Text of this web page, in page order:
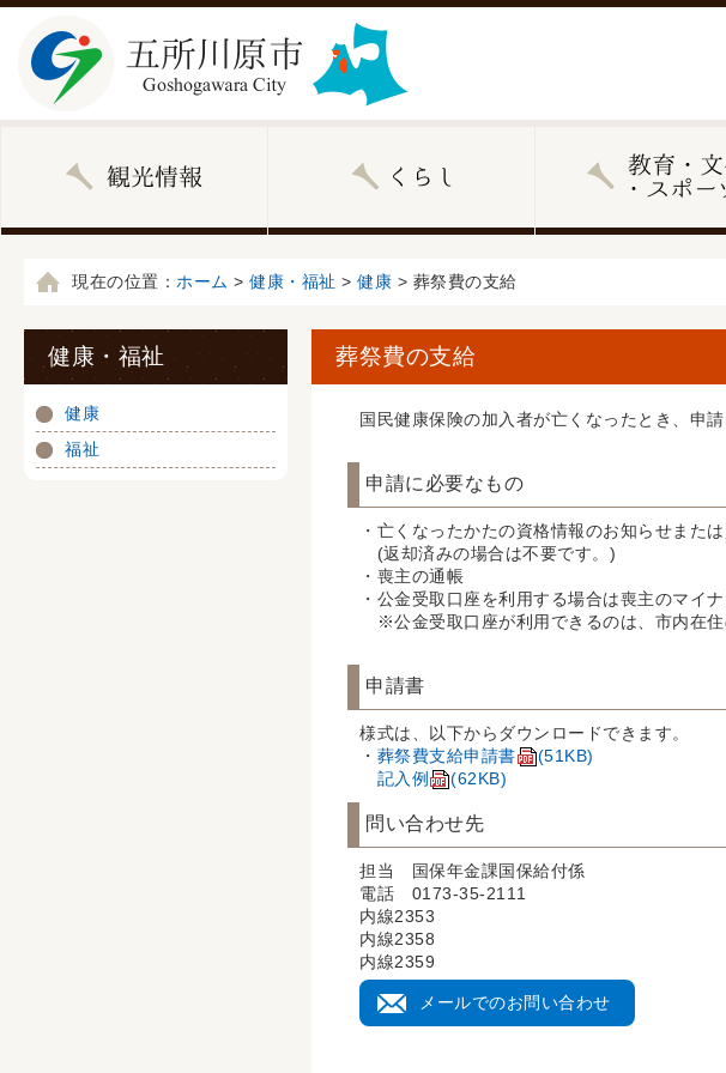
現在の位置： ホーム > 健康・福祉 > 健康 > 葬祭費の支給
葬祭費の支給
国民健康保険の加入者が亡くなったとき、申
申請に必要なもの
・亡くなったかたの資格情報のお知らせまた
(返却済みの場合は不要です。)
・喪主の通帳
・公金受取口座を利用する場合は喪主のマイ
※公金受取口座が利用できるのは、市内在住
申請書
様式は、以下からダウンロードできます。
・ 葬祭費支給申請書
(51KB)
記入例
(62KB)
問い合わせ先
担当 国保年金課国保給付係
電話 0173-35-2111
内線2353
内線2358
内線2359
メールでのお問い合わせ
健康・福祉
健康
福祉